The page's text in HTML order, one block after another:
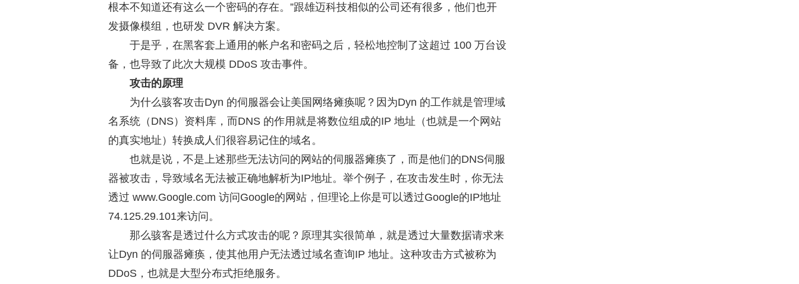
根本不知道还有这么一个密码的存在。”跟雄迈科技相似的公司还有很多，他们也开
发摄像模组，也研发 DVR 解决方案。
于是乎，在黑客套上通用的帐户名和密码之后，轻松地控制了这超过 100 万台设
备，也导致了此次大规模 DDoS 攻击事件。
攻击的原理
为什么骇客攻击Dyn 的伺服器会让美国网络瘫痪呢？因为Dyn 的工作就是管理域
名系统（DNS）资料库，而DNS 的作用就是将数位组成的IP 地址（也就是一个网站
的真实地址）转换成人们很容易记住的域名。
也就是说，不是上述那些无法访问的网站的伺服器瘫痪了，而是他们的DNS伺服
器被攻击，导致域名无法被正确地解析为IP地址。举个例子，在攻击发生时，你无法
透过 www.Google.com 访问Google的网站，但理论上你是可以透过Google的IP地址
74.125.29.101来访问。
那么骇客是透过什么方式攻击的呢？原理其实很简单，就是透过大量数据请求来
让Dyn 的伺服器瘫痪，使其他用户无法透过域名查询IP 地址。这种攻击方式被称为
DDoS，也就是大型分布式拒绝服务。